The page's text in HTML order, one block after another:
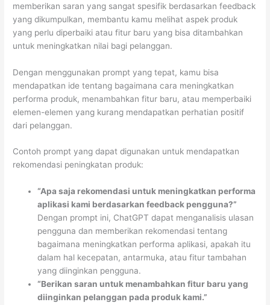
memberikan saran yang sangat spesifik berdasarkan feedback
yang dikumpulkan, membantu kamu melihat aspek produk
yang perlu diperbaiki atau fitur baru yang bisa ditambahkan
untuk meningkatkan nilai bagi pelanggan.
Dengan menggunakan prompt yang tepat, kamu bisa
mendapatkan ide tentang bagaimana cara meningkatkan
performa produk, menambahkan fitur baru, atau memperbaiki
elemen-elemen yang kurang mendapatkan perhatian positif
dari pelanggan.
Contoh prompt yang dapat digunakan untuk mendapatkan
rekomendasi peningkatan produk:
“Apa saja rekomendasi untuk meningkatkan performa
aplikasi kami berdasarkan feedback pengguna?”
Dengan prompt ini, ChatGPT dapat menganalisis ulasan
pengguna dan memberikan rekomendasi tentang
bagaimana meningkatkan performa aplikasi, apakah itu
dalam hal kecepatan, antarmuka, atau fitur tambahan
yang diinginkan pengguna.
“Berikan saran untuk menambahkan fitur baru yang
diinginkan pelanggan pada produk kami.”